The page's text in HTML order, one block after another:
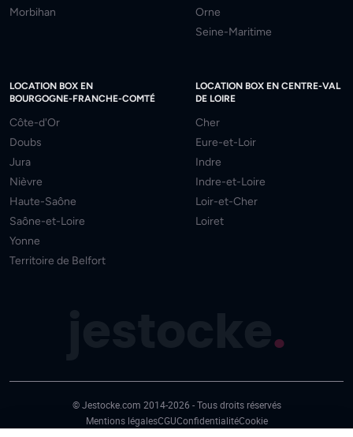
Morbihan
Orne
Seine-Maritime
LOCATION BOX EN
BOURGOGNE-FRANCHE-COMTÉ
Côte-d'Or
Doubs
Jura
Nièvre
Haute-Saône
Saône-et-Loire
Yonne
Territoire de Belfort
LOCATION BOX EN CENTRE-VAL
DE LOIRE
Cher
Eure-et-Loir
Indre
Indre-et-Loire
Loir-et-Cher
Loiret
.
© Jestocke.com 2014-2026 - Tous droits réservés
Mentions légalesCGUConfidentialitéCookie